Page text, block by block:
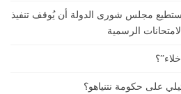
يستطيع مجلس شورى الدولة أن يُوقف تنفيذ
الرسمية
على حكومة نتنياهو؟